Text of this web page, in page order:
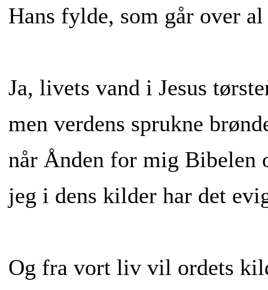
Hans fylde, som går over
Ja, livets vand i Jesus
men verdens sprukne
når Ånden for mig Bibelen
jeg i dens kilder har det
Og fra vort liv vil ordets